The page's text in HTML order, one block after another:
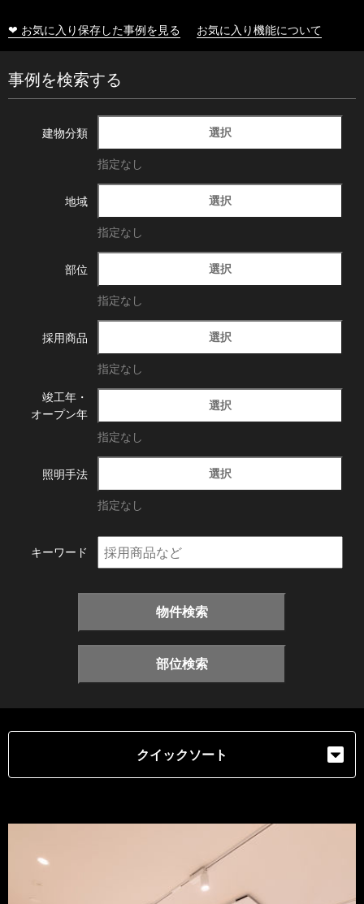
❤ お気に入り保存した事例を見る お気に入り機能について
事例を検索する
建物分類 選択
指定なし
地域 選択
指定なし
部位 選択
指定なし
採用商品 選択
指定なし
竣工年・
オープン年
選択
指定なし
照明手法 選択
指定なし
キーワード
物件検索
部位検索
クイックソート